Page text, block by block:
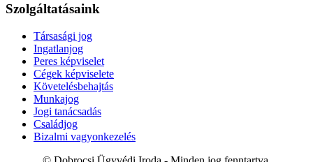
Szolgáltatásaink
Társasági jog
Ingatlanjog
Peres képviselet
Cégek képviselete
Követelésbehajtás
Munkajog
Jogi tanácsadás
Családjog
Bizalmi vagyonkezelés